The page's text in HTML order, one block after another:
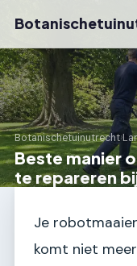
Botanischetuinutrecht›
Beste manier
te repareren
Je
komt niet